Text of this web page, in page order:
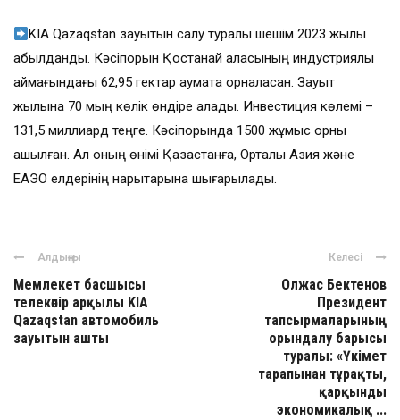
KIA Qazaqstan зауытын салу туралы шешім 2023 жылы
қабылданды. Кәсіпорын Қостанай қаласының индустриялық
аймағындағы 62,95 гектар аумақта орналасқан. Зауыт
жылына 70 мың көлік өндіре алады. Инвестиция көлемі –
131,5 миллиард теңге. Кәсіпорында 1500 жұмыс орны
ашылған. Ал оның өнімі Қазақстанға, Орталық Азия және
ЕАЭО елдерінің нарықтарына шығарылады.
Алдыңғы
Мемлекет басшысы
телекөпір арқылы KIA
Qazaqstan автомобиль
зауытын ашты
Келесі
Олжас Бектенов
Президент
тапсырмаларының
орындалу барысы
туралы: «Үкімет
тарапынан тұрақты,
қарқынды
экономикалық ...